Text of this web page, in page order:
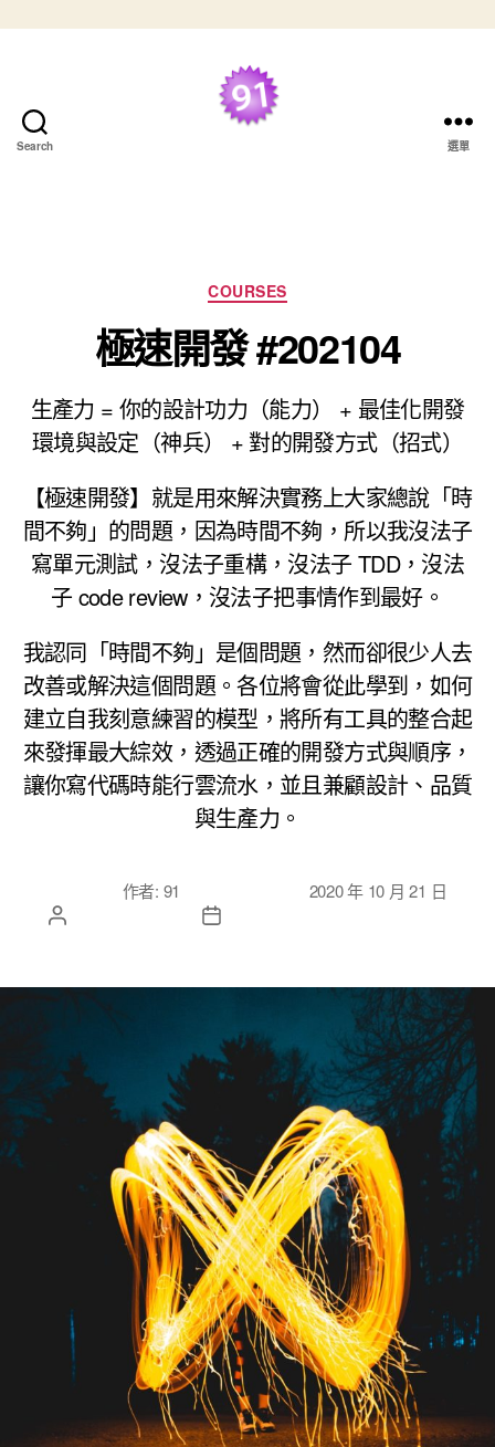
Search 選單
COURSES
極速開發 #202104
生產力 = 你的設計功力（能力） + 最佳化開發
環境與設定（神兵） + 對的開發方式（招式）
【極速開發】就是用來解決實務上大家總說「時
間不夠」的問題，因為時間不夠，所以我沒法子
寫單元測試，沒法子重構，沒法子 TDD，沒法
子 code review，沒法子把事情作到最好。
我認同「時間不夠」是個問題，然而卻很少人去
改善或解決這個問題。各位將會從此學到，如何
建立自我刻意練習的模型，將所有工具的整合起
來發揮最大綜效，透過正確的開發方式與順序，
讓你寫代碼時能行雲流水，並且兼顧設計、品質
與生產力。
作者: 91 2020 年 10 月 21 日